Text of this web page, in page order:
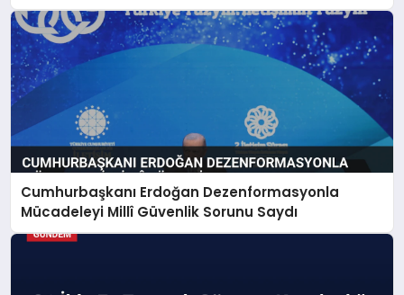
Cumhurbaşkanı Erdoğan Dezenformasyonla
Mücadeleyi Millî Güvenlik Sorunu Saydı